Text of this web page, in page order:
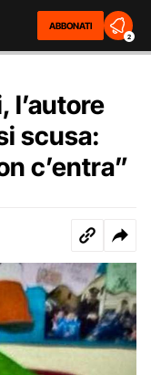
ABBONATI
2
l’autore
scusa:
c’entra”